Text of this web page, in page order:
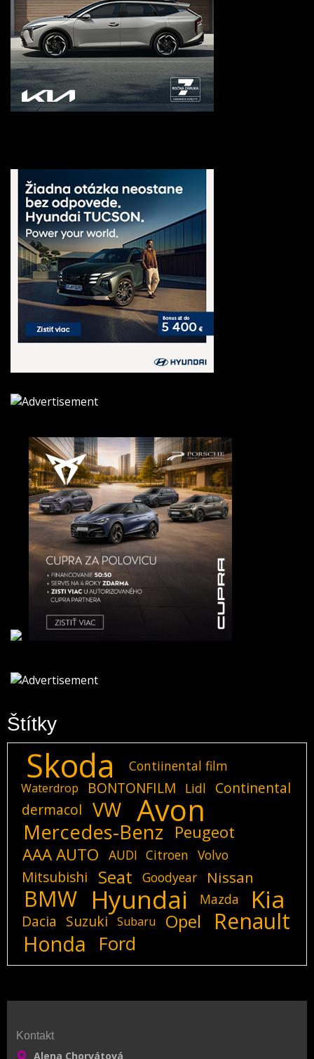
Štítky
Skoda Contiinental film
Waterdrop BONTONFILM Lidl
Continental
dermacol
VW Avon
Mercedes-Benz
Peugeot
AAA AUTO
AUDI Citroen Volvo
Mitsubishi Seat Goodyear Nissan
BMW Hyundai Mazda Kia
Dacia Suzuki Subaru Opel Renault
Honda Ford
Kontakt
Alena Chorvátová